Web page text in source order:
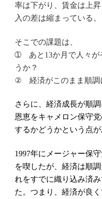
率は下がり、賃金は上
入の差は縮まっている。
そこでの課題は、
➀ あと 13か月で人々
うか？
② 経済がこのまま順調
さらに、経済成長が順
恩恵をキャメロン保守
するかどうかという点が
1997年にメージャー保
を喫したが、経済は順
れをすでに織り込み済
た。つまり、経済が良